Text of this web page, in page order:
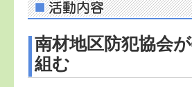
南材地区防犯協会
組む